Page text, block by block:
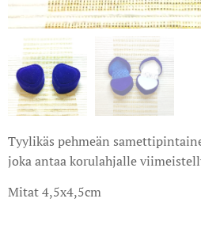
Tyylikäs pehmeän
joka antaa korulahjalle
Mitat 4,5x4,5cm